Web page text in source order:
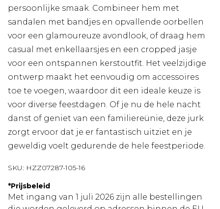
persoonlijke smaak. Combineer hem met
sandalen met bandjes en opvallende oorbellen
voor een glamoureuze avondlook, of draag hem
casual met enkellaarsjes en een cropped jasje
voor een ontspannen kerstoutfit. Het veelzijdige
ontwerp maakt het eenvoudig om accessoires
toe te voegen, waardoor dit een ideale keuze is
voor diverse feestdagen. Of je nu de hele nacht
danst of geniet van een familiereünie, deze jurk
zorgt ervoor dat je er fantastisch uitziet en je
geweldig voelt gedurende de hele feestperiode.
SKU: HZZ07287-105-16
*Prijsbeleid
Met ingang van 1 juli 2026 zijn alle bestellingen